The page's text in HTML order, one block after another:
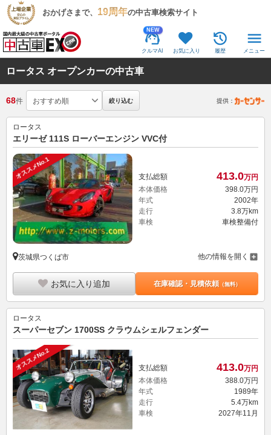
おかげさまで、 19周年の中古車検索サイト
NEW
クルマAI お気に入り 履歴 メニュー
ロータス オープンカーの中古車
68件 絞り込む 提供：
ロータス
エリーゼ 111S ローバーエンジン VVC付
オススメNo.1 支払総額 413.0万円
本体価格
398.0万円
年式
2002年
走行
3.8万km
車検
車検整備付
茨城県つくば市 他の情報を開く
お気に入り追加 在庫確認・見積依頼（無料）
ロータス
スーパーセブン 1700SS クラウムシェルフェンダー
オススメNo.2 支払総額 413.0万円
本体価格
388. 0万円
年式
1989年
走行
5.4万km
車検
2027年11月